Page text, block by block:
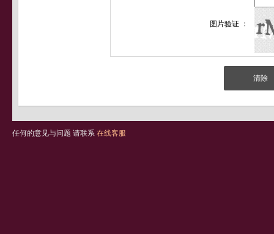
图片验证 ：
任何的意见与问题 请联系 在线客服